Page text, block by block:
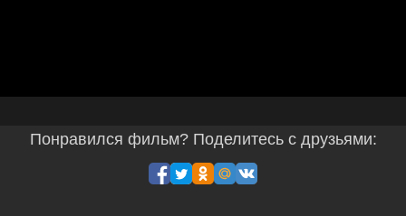
Понравился фильм? Поделитесь с друзьями: